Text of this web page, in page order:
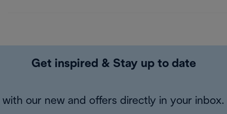
Get inspired & Stay up to date
with our new and offers directly in your inbox.